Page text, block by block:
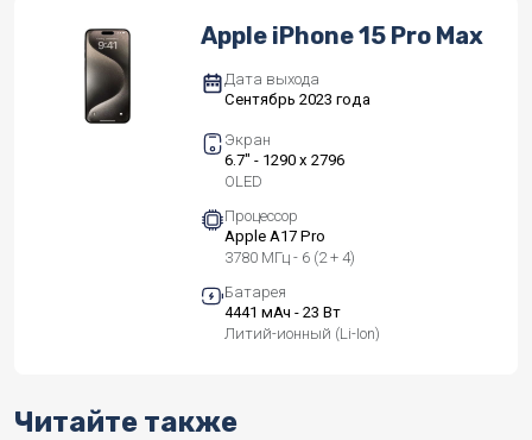
Apple iPhone 15 Pro Max
Дата выхода
Сентябрь 2023 года
Экран
6.7" - 1290 x 2796
OLED
Процессор
Apple A17 Pro
3780 МГц - 6 (2 + 4)
Батарея
4441 мАч - 23 Вт
Литий-ионный (Li-Ion)
Читайте также